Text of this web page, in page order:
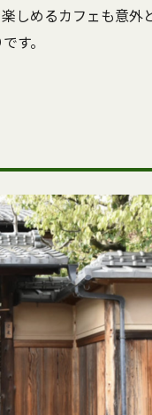
しめるカフェも意外
す。